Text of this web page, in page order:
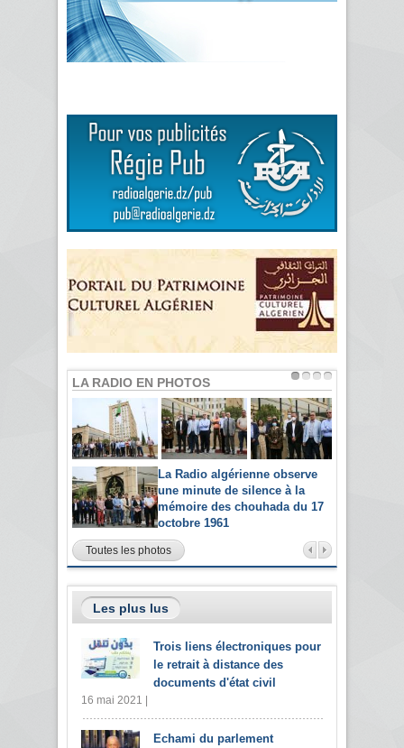
LA RADIO EN PHOTOS
La Radio algérienne observe
une minute de silence à la
mémoire des chouhada du 17
octobre 1961
Toutes les photos
Les plus lus
Trois liens électroniques pour
le retrait à distance des
documents d'état civil
16 mai 2021 |
Echami du parlement